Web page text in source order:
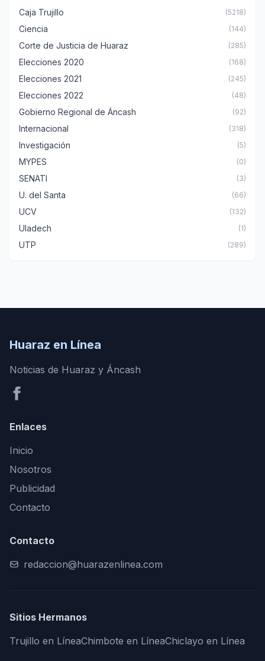
Caja Trujillo (5218)
Ciencia (144)
Corte de Justicia de Huaraz (285)
Elecciones 2020 (168)
Elecciones 2021 (245)
Elecciones 2022 (48)
Gobierno Regional de Áncash (92)
Internacional (318)
Investigación (5)
MYPES (0)
SENATI (3)
U. del Santa (66)
UCV (132)
Uladech (1)
UTP (289)
Huaraz en Línea
Noticias de Huaraz y Áncash
Enlaces
Inicio
Nosotros
Publicidad
Contacto
Contacto
redaccion@huarazenlinea.com
Sitios Hermanos
Trujillo en LíneaChimbote en LíneaChiclayo en Línea